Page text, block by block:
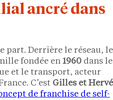
ancré dans
part. Derrière le réseau, le
fondée en 1960 dans le
et le transport, acteur
C’est Gilles et Hervé
de franchise de self-